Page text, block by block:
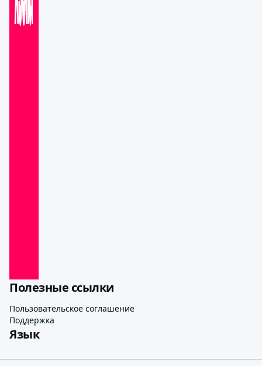
Полезные ссылки
Пользовательское соглашение
Поддержка
Язык